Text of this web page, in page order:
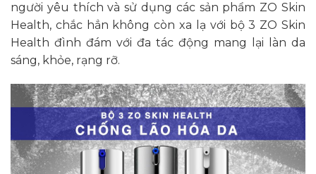
người yêu thích và sử dụng các sản phẩm ZO Skin
Health, chắc hẳn không còn xa lạ với bộ 3 ZO Skin
Health đình đám với đa tác động mang lại làn da
sáng, khỏe, rạng rỡ.